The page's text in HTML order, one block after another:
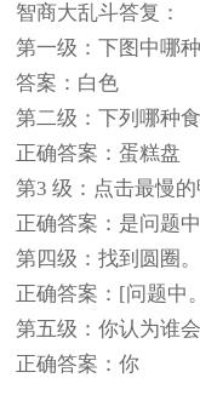
智商大乱斗答复：
第一级：下图中哪
答案：白色
第二级：下列哪种
正确答案：蛋糕盘
第3 级：点击最慢的
正确答案：是问题
第四级：找到圆圈。
正确答案：[问题中
第五级：你认为谁
正确答案：你